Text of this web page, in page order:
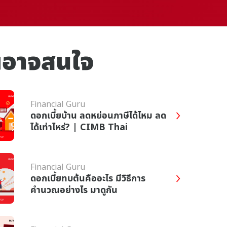
จสนใจ
Financial Guru
ดอกเบี้ยบ้าน ลดหย่อนภาษีได้ไหม ลด
ได้เท่าไหร่? | CIMB Thai
Financial Guru
ดอกเบี้ยทบต้นคืออะไร มีวิธีการ
คำนวณอย่างไร มาดูกัน